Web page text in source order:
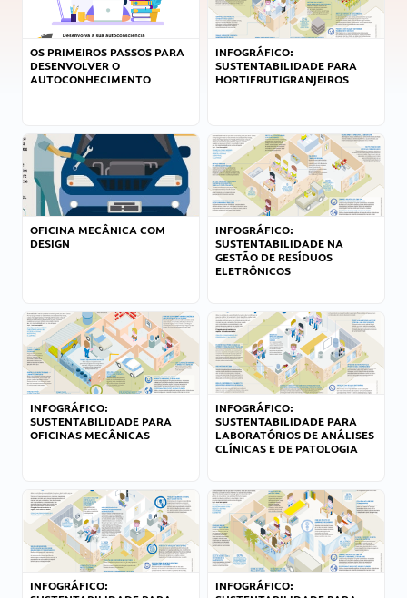
OS PRIMEIROS PASSOS PARA
DESENVOLVER O
AUTOCONHECIMENTO
INFOGRÁFICO:
SUSTENTABILIDADE PARA
HORTIFRUTIGRANJEIROS
OFICINA MECÂNICA COM
DESIGN
INFOGRÁFICO:
SUSTENTABILIDADE NA
GESTÃO DE RESÍDUOS
ELETRÔNICOS
INFOGRÁFICO:
SUSTENTABILIDADE PARA
OFICINAS MECÂNICAS
INFOGRÁFICO:
SUSTENTABILIDADE PARA
LABORATÓRIOS DE ANÁLISES
CLÍNICAS E DE PATOLOGIA
INFOGRÁFICO:
INFOGRÁFICO: